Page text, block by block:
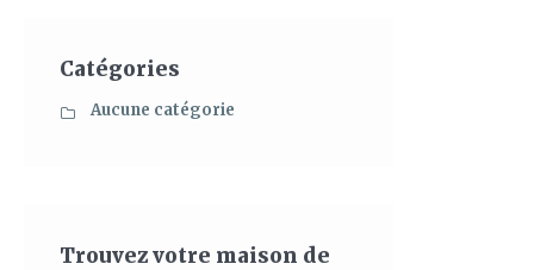
Catégories
Aucune catégorie
Trouvez votre maison de